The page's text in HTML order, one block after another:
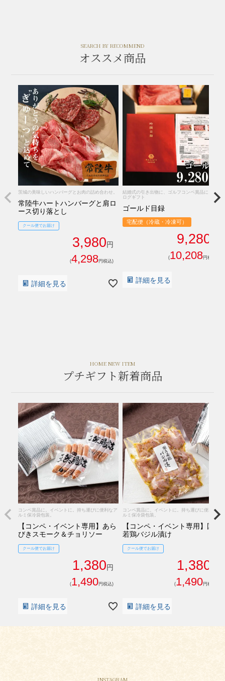
SEARCH BY RECOMMEND
オススメ商品
茨城の美味しいハンバーグとお肉の詰め合わせ。
常陸牛ハートハンバーグと肩ロ
ース切り落とし
クール便でお届け
3,980円
(4,298円税込)
詳細を見る
結婚式の引き出物に、ゴルフコンペ賞品に。カタ
ログギフト
ゴールド目録
宅配便（冷蔵・冷凍可）
9,280
(10,208円税込)
詳細を見る
HOME NEW ITEM
プチギフト新着商品
コンペ賞品に。イベントに。持ち運びに便利なア
ルミ保冷袋包装。
【コンペ・イベント専用】あら
びきスモーク＆チョリソー
クール便でお届け
1,380円
(1,490円税込)
詳細を見る
コンペ賞品に。イベントに。持ち運びに便利なア
ルミ保冷袋包装。
【コンペ・イベント専用】国産
若鶏バジル漬け
クール便でお届け
1,380
(1,490円税込)
詳細を見る
INSTAGRAM